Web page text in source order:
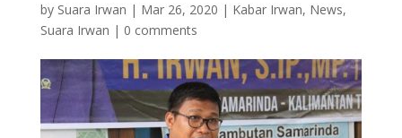
by Suara Irwan | Mar 26, 2020 | Kabar Irwan, News,
Suara Irwan | 0 comments